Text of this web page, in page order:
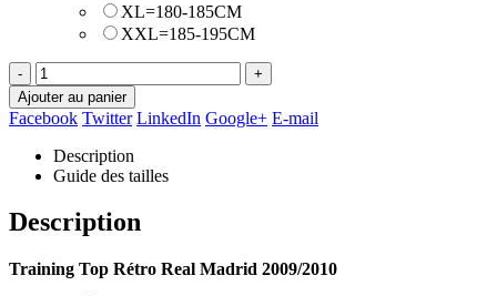
XL=180-185CM
XXL=185-195CM
-
+
Ajouter au panier
Facebook Twitter LinkedIn Google+ E-mail
Description
Guide des tailles
Description
Training Top Rétro Real Madrid 2009/2010